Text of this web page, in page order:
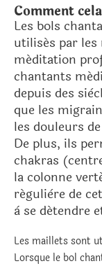
Comment
Les bols
utilisés par
méditation
chantants
depuis des
que les
les douleurs
De plus, ils
chakras
la colonne
régulière de
à se détendre
Les maillets sont
Lorsque le bol